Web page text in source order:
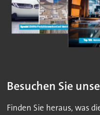
Besuchen Sie
Finden Sie heraus, was